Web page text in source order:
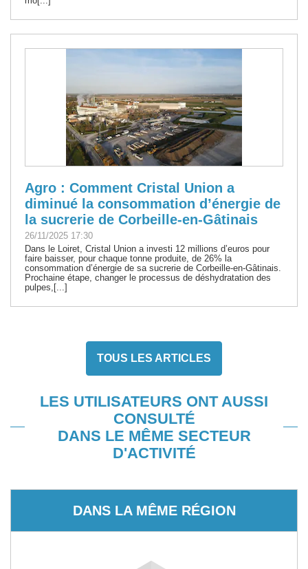
Agro : Comment Cristal Union a
diminué la consommation d’énergie de
la sucrerie de Corbeille-en-Gâtinais
26/11/2025 17:30
Dans le Loiret, Cristal Union a investi 12 millions d’euros pour
faire baisser, pour chaque tonne produite, de 26% la
consommation d’énergie de sa sucrerie de Corbeille-en-Gâtinais.
Prochaine étape, changer le processus de déshydratation des
pulpes,[...]
TOUS LES ARTICLES
LES UTILISATEURS ONT AUSSI
CONSULTÉ
DANS LE MÊME SECTEUR
D'ACTIVITÉ
DANS LA MÊME RÉGION